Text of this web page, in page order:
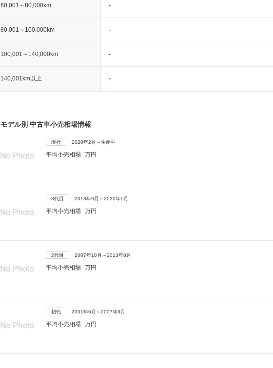
60,001～80,000km -
80,001～100,000km -
100,001～140,000km -
140,001km以上 -
モデル別 中古車小売相場情報
現行 2020年2月～生産中
平均小売相場 万円
3代目 2013年9月～2020年1月
平均小売相場 万円
2代目 2007年10月～2013年8月
平均小売相場 万円
初代 2001年6月～2007年9月
平均小売相場 万円